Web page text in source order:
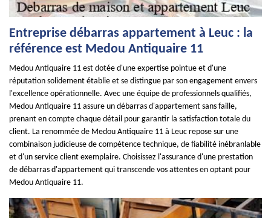
Entreprise débarras appartement à Leuc : la
référence est Medou Antiquaire 11
Medou Antiquaire 11 est dotée d'une expertise pointue et d'une
réputation solidement établie et se distingue par son engagement envers
l'excellence opérationnelle. Avec une équipe de professionnels qualifiés,
Medou Antiquaire 11 assure un débarras d'appartement sans faille,
prenant en compte chaque détail pour garantir la satisfaction totale du
client. La renommée de Medou Antiquaire 11 à Leuc repose sur une
combinaison judicieuse de compétence technique, de fiabilité inébranlable
et d'un service client exemplaire. Choisissez l'assurance d'une prestation
de débarras d'appartement qui transcende vos attentes en optant pour
Medou Antiquaire 11.